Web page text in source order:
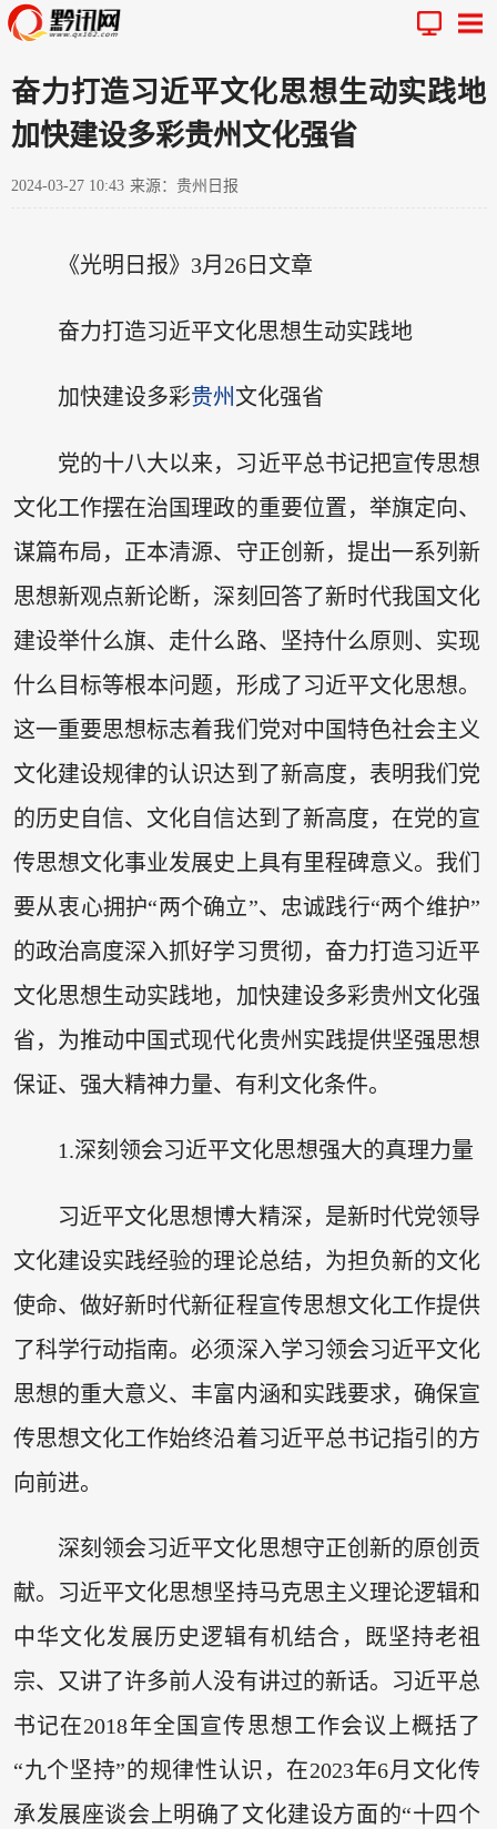
奋力打造习近平文化思想生动实践地
加快建设多彩贵州文化强省
2024-03-27 10:43 来源：贵州日报
《光明日报》3月26日文章
奋力打造习近平文化思想生动实践地
加快建设多彩贵州 文化强省
党的十八大以来，习近平总书记把宣传思想
文化工作摆在治国理政的重要位置，举旗定向、
谋篇布局，正本清源、守正创新，提出一系列新
思想新观点新论断，深刻回答了新时代我国文化
建设举什么旗、走什么路、坚持什么原则、实现
什么目标等根本问题，形成了习近平文化思想。
这一重要思想标志着我们党对中国特色社会主义
文化建设规律的认识达到了新高度，表明我们党
的历史自信、文化自信达到了新高度，在党的宣
传思想文化事业发展史上具有里程碑意义。我们
要从衷心拥护“两个确立”、忠诚践行“两个维护”
的政治高度深入抓好学习贯彻，奋力打造习近平
文化思想生动实践地，加快建设多彩贵州文化强
省，为推动中国式现代化贵州实践提供坚强思想
保证、强大精神力量、有利文化条件。
1.深刻领会习近平文化思想强大的真理力量
习近平文化思想博大精深，是新时代党领导
文化建设实践经验的理论总结，为担负新的文化
使命、做好新时代新征程宣传思想文化工作提供
了科学行动指南。必须深入学习领会习近平文化
思想的重大意义、丰富内涵和实践要求，确保宣
传思想文化工作始终沿着习近平总书记指引的方
向前进。
深刻领会习近平文化思想守正创新的原创贡
献。习近平文化思想坚持马克思主义理论逻辑和
中华文化发展历史逻辑有机结合，既坚持老祖
宗、又讲了许多前人没有讲过的新话。习近平总
书记在2018年全国宣传思想工作会议上概括了
“九个坚持”的规律性认识，在2023年6月文化传
承发展座谈会上明确了文化建设方面的“十四个